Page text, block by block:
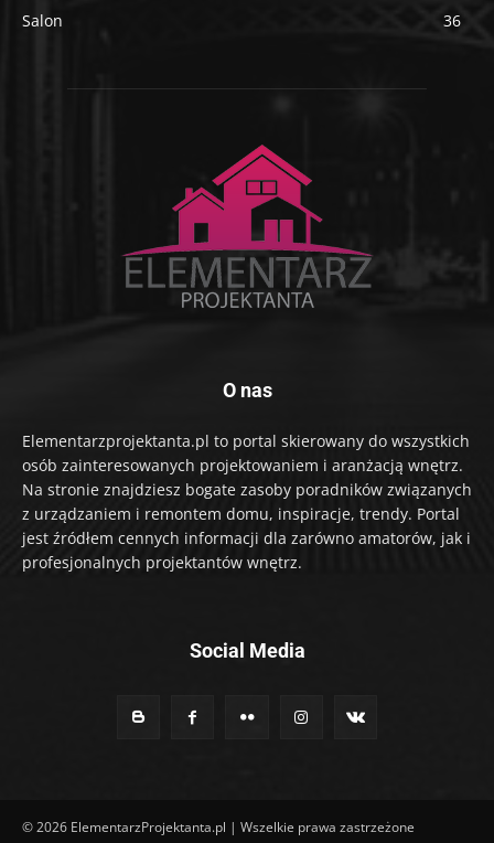
Salon
36
O nas
Elementarzprojektanta.pl to portal skierowany do wszystkich
osób zainteresowanych projektowaniem i aranżacją wnętrz.
Na stronie znajdziesz bogate zasoby poradników związanych
z urządzaniem i remontem domu, inspiracje, trendy. Portal
jest źródłem cennych informacji dla zarówno amatorów, jak i
profesjonalnych projektantów wnętrz.
Social Media
© 2026 ElementarzProjektanta.pl | Wszelkie prawa zastrzeżone